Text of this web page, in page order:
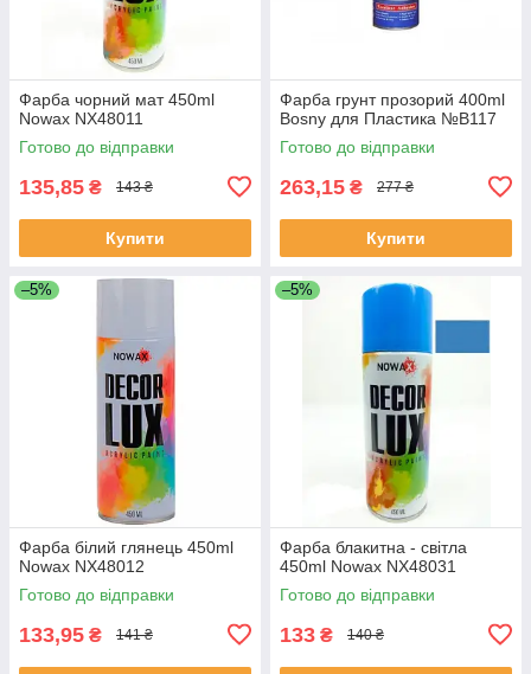
Фарба чорний мат 450ml
Nowax NX48011
Готово до відправки
135,85 ₴ 143 ₴
Купити
Фарба грунт прозорий 400ml
Bosny для Пластика №B117
Готово до відправки
263,15 ₴ 277 ₴
Купити
–5%
Фарба білий глянець 450ml
Nowax NX48012
Готово до відправки
133,95 ₴ 141 ₴
–5%
Фарба блакитна - світла
450ml Nowax NX48031
Готово до відправки
133 ₴ 140 ₴